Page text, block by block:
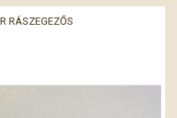
RÁSZEGEZŐS